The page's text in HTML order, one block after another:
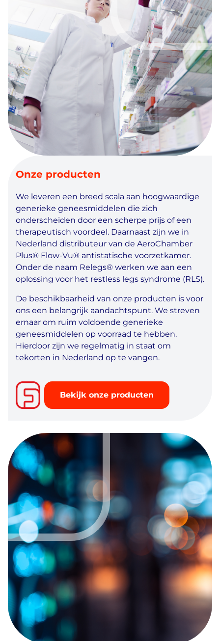
Onze producten
We leveren een breed scala aan hoogwaardige
generieke geneesmiddelen die zich
onderscheiden door een scherpe prijs of een
therapeutisch voordeel. Daarnaast zijn we in
Nederland distributeur van de AeroChamber
Plus® Flow-Vu® antistatische voorzetkamer.
Onder de naam Relegs® werken we aan een
oplossing voor het restless legs syndrome (RLS).
De beschikbaarheid van onze producten is voor
ons een belangrijk aandachtspunt. We streven
ernaar om ruim voldoende generieke
geneesmiddelen op voorraad te hebben.
Hierdoor zijn we regelmatig in staat om
tekorten in Nederland op te vangen.
Bekijk onze producten